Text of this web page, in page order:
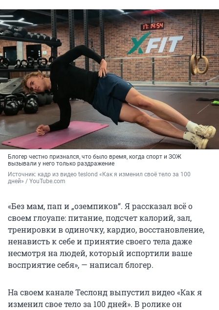
Блогер честно признался, что было время, когда спорт и ЗОЖ
вызывали у него только раздражение
Источник: кадр из видео teslond «Как я изменил своё тело за 100
дней» / YouTube.com
«Без мам, пап и „оземпиков“. Я рассказал всё о
своем глоуапе: питание, подсчет калорий, зал,
тренировки в одиночку, кардио, восстановление,
ненависть к себе и принятие своего тела даже
несмотря на людей, который испортили ваше
восприятие себя», — написал блогер.
На своем канале Теслонд выпустил видео «Как я
изменил свое тело за 100 дней». В ролике он